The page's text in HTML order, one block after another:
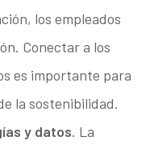
los empleados
Conectar a los
es importante para
la sostenibilidad.
y datos. La